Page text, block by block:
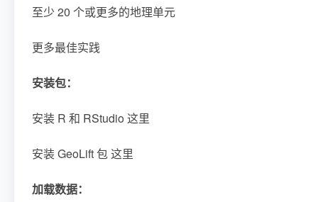
至少 20 个或更多的地理单元
更多最佳实践
安装包：
安装 R 和 RStudio 这里
安装 GeoLift 包 这里
加载数据：